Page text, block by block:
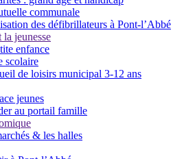
communale
des défibrillateurs à Pont-l’Abbé
la jeunesse
enfance
scolaire
de loisirs municipal 3-12 ans
jeunes
au portail famille
& les halles